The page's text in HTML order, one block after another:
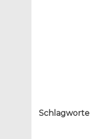
Schlagworte